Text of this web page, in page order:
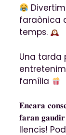
faraònica
temps.
Una tarda
família
𝐄𝐧𝐜𝐚𝐫𝐚
𝐟𝐚𝐫𝐚𝐧
llencis!